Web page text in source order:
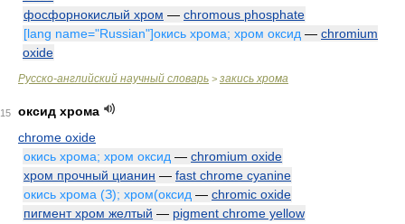
фосфорнокислый хром — chromous phosphate
[lang name="Russian"]окись хрома; хром оксид — chromium
oxide
Русско-английский научный словарь > закись хрома
15
оксид хрома
chrome oxide
окись хрома; хром оксид — chromium oxide
хром прочный цианин — fast chrome cyanine
окись хрома (З); хром(оксид — chromic oxide
пигмент хром желтый — pigment chrome yellow